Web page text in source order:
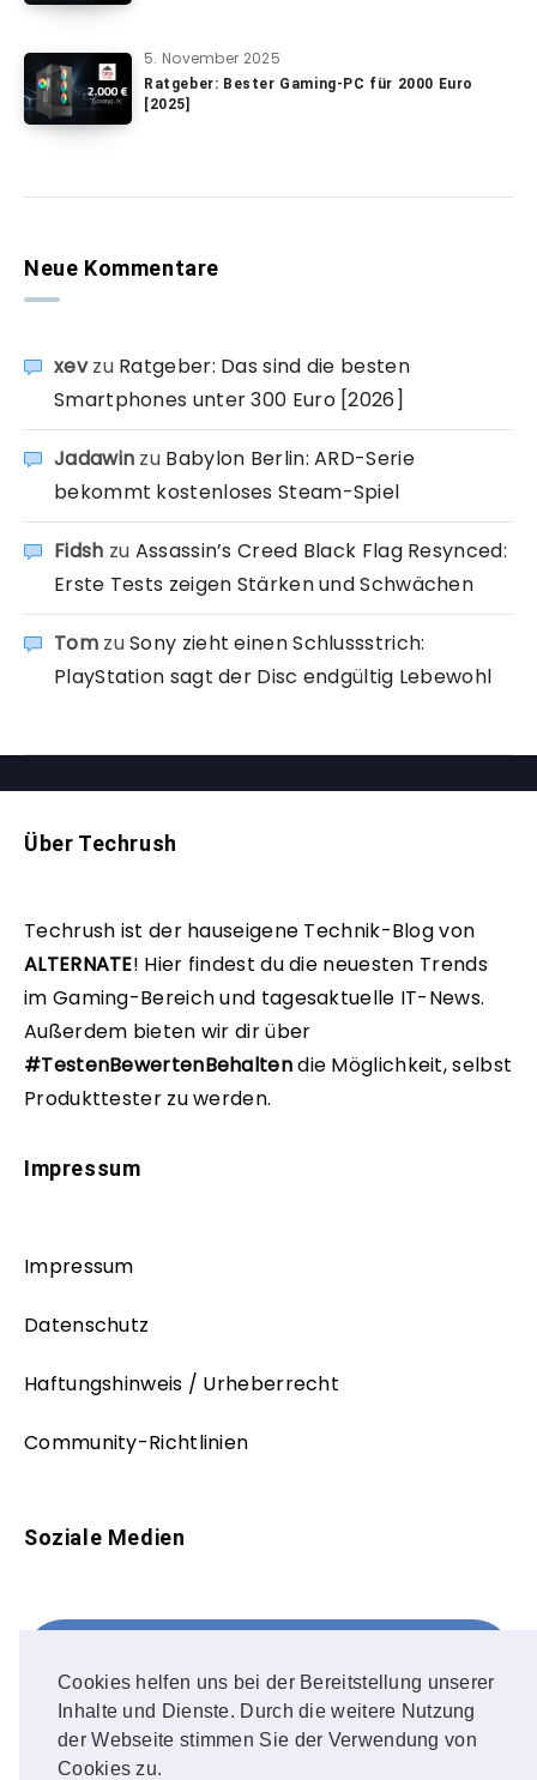
Cookies helfen uns bei der Bereitstellung unserer
Inhalte und Dienste. Durch die weitere Nutzung
der Webseite stimmen Sie der Verwendung von
Cookies zu.
5. November 2025
Ratgeber: Bester Gaming-PC für 2000 Euro
[2025]
Neue Kommentare
xevzu Ratgeber: Das sind die besten
Smartphones unter 300 Euro [2026]
Jadawin zu Babylon Berlin: ARD-Serie
bekommt kostenloses Steam-Spiel
Fidsh zu Assassin’s Creed Black Flag Resynced:
Erste Tests zeigen Stärken und Schwächen
TomzuSony zieht einen Schlussstrich:
PlayStation sagt der Disc endgültig Lebewohl
Über Techrush
Techrush ist der hauseigene Technik-Blog von
ALTERNATE! Hier findest du die neuesten Trends
im Gaming-Bereich und tagesaktuelle IT-News.
Außerdem bieten wir dir über
#TestenBewertenBehaltendie Möglichkeit, selbst
Produkttester zu werden.
Impressum
Impressum
Datenschutz
Haftungshinweis / Urheberrecht
Community-Richtlinien
Soziale Medien
FOLLOW ME!
Instagram
OUR PHOTOS!